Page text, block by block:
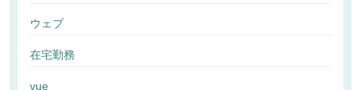
ウェブ
在宅勤務
vue